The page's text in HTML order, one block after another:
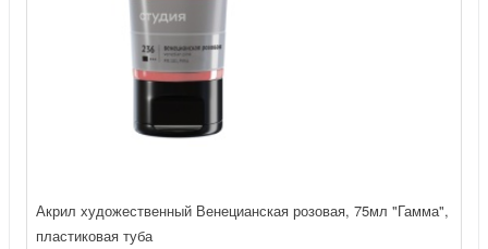
Акрил художественный Венецианская розовая, 75мл "Гамма",
пластиковая туба